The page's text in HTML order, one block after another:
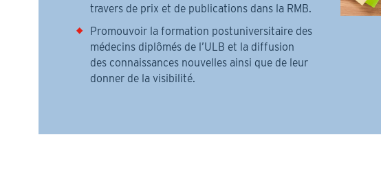
travers de prix et de publications dans la RMB.
Promouvoir la formation postuniversitaire des
médecins diplômés de l’ULB et la diffusion
des connaissances nouvelles ainsi que de leur
donner de la visibilité.